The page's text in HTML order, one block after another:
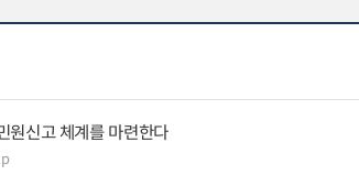
원신고 체계를 마련한다